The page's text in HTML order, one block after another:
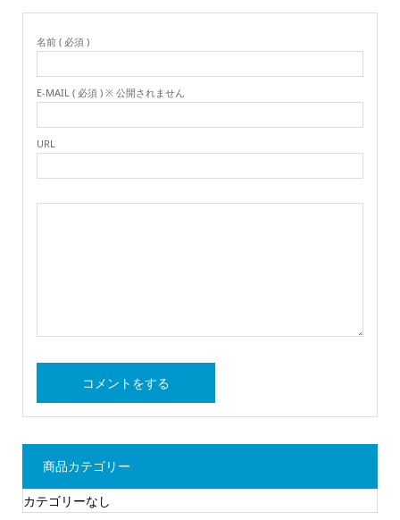
名前 ( 必須 )
E-MAIL ( 必須 ) ※ 公開されません
URL
商品カテゴリー
カテゴリーなし